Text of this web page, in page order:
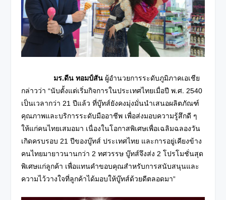
มร.ดีน ทอมป์สัน ผู้อำนวยการระดับภูมิภาคเอเชีย
กล่าวว่า “นับตั้งแต่เริ่มกิจการในประเทศไทยเมื่อปี พ.ศ. 2540
เป็นเวลากว่า 21 ปีแล้ว ที่บู๊ทส์ยังคงมุ่งมั่นนำเสนอผลิตภัณฑ์
คุณภาพและบริการระดับมืออาชีพ เพื่อส่งมอบความรู้สึกดี ๆ
ให้แก่คนไทยเสมอมา เนื่องในโอกาสพิเศษเพื่อเฉลิมฉลองวัน
เกิดครบรอบ 21 ปีของบู๊ทส์ ประเทศไทย และการอยู่เคียงข้าง
คนไทยมายาวนานกว่า 2 ทศวรรษ บู๊ทส์จึงส่ง 2 โปรโมชั่นสุด
พิเศษแก่ลูกค้า เพื่อแทนคำขอบคุณสำหรับการสนับสนุนและ
ความไว้วางใจที่ลูกค้าได้มอบให้บู๊ทส์ด้วยดีตลอดมา”